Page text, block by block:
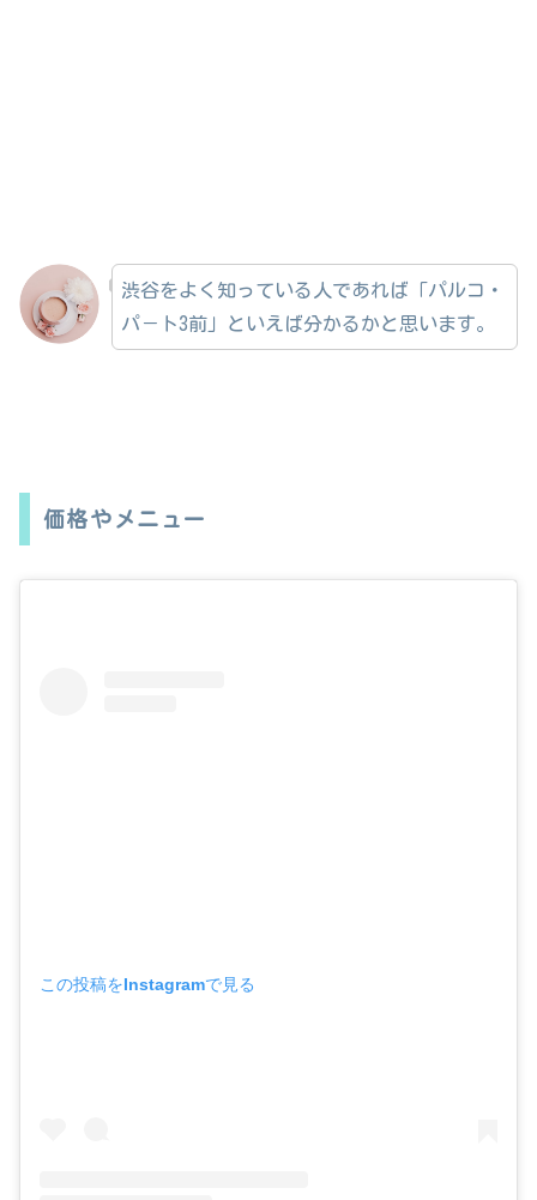
渋谷をよく知っている人であれば「パルコ・
パ－ト3前」といえば分かるかと思います。
価格やメニュー
この投稿をInstagramで見る